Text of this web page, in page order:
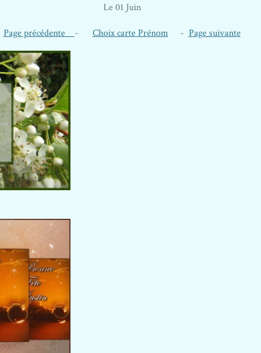
Le 01 Juin
Page précédente - Choix carte Prénom - Page suivante